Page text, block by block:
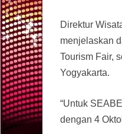
Direktur
menjelaskan
Tourism Fair,
Yogyakarta.
“Untuk
dengan 4